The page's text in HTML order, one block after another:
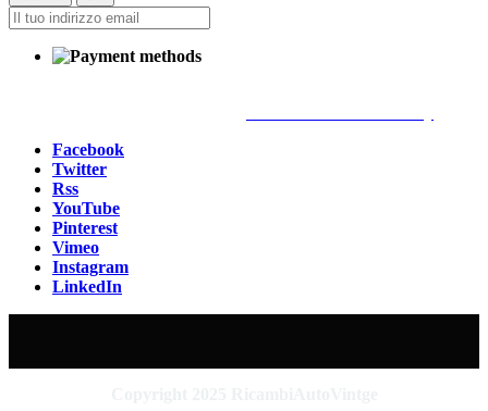
Facebook
Twitter
Rss
YouTube
Pinterest
Vimeo
Instagram
LinkedIn